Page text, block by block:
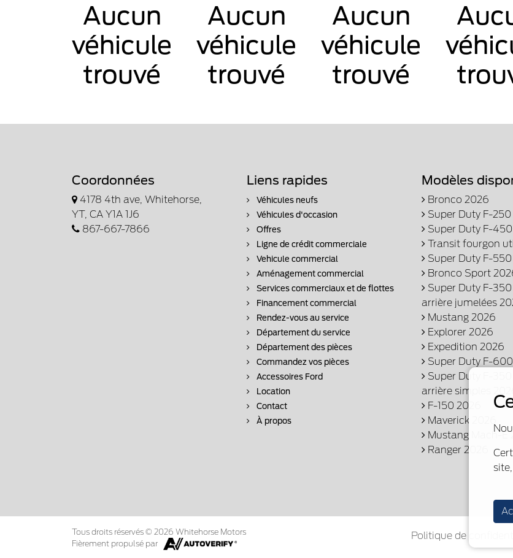
Aucun
véhicule
trouvé
Aucun
véhicule
trouvé
Aucun
véhicule
trouvé
Coordonnées
4178 4th ave, Whitehorse,
YT, CA Y1A 1J6
867-667-7866
Liens rapides
Véhicules neufs
Véhicules d'occasion
Offres
Ligne de crédit commerciale
Vehicule commercial
Aménagement commercial
Services commerciaux et de flottes
Financement commercial
Rendez-vous au service
Département du service
Département des pièces
Commandez vos pièces
Accessoires Ford
Location
Contact
À propos
Modèles
Bronco 2026
Super Duty F-
Super Duty F-
Transit fourgon
Super Duty F-
Bronco Sport
Super Duty F-
arrière jumelées
Mustang 2026
Explorer 2026
Expedition 2026
Super Duty F-
Super Duty F-350
arrière simples 2026
F-150 2026
Maverick 2026
Mustang Mach-E
Ranger 2026
Tous droits réservés © 2026 Whitehorse Motors
Fièrement propulsé par
Politique de